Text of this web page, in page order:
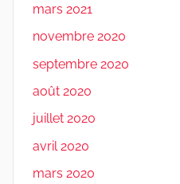
mars 2021
novembre 2020
septembre 2020
août 2020
juillet 2020
avril 2020
mars 2020